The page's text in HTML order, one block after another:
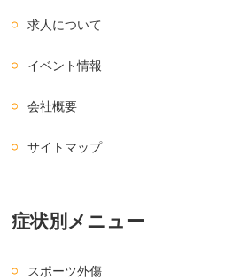
求人について
イベント情報
会社概要
サイトマップ
症状別メニュー
スポーツ外傷